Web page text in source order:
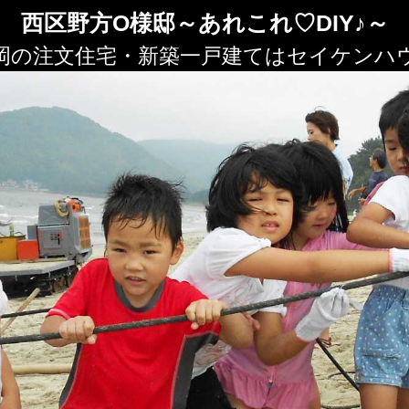
西区野方O様邸～あれこれ♡DIY♪～
の注文住宅・新築一戸建てはセイケンハ